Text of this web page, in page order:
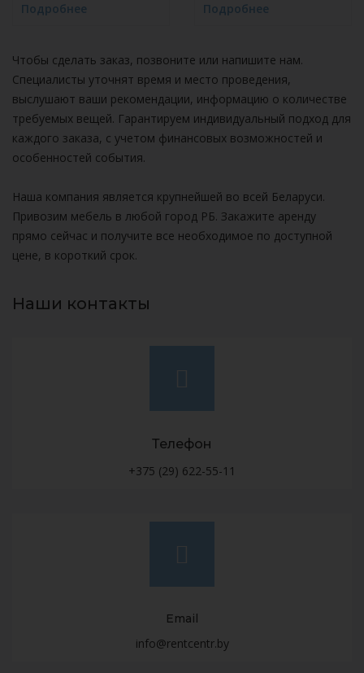
Подробнее Подробнее
Чтобы сделать заказ, позвоните или напишите нам.
Специалисты уточнят время и место проведения,
выслушают ваши рекомендации, информацию о количестве
требуемых вещей. Гарантируем индивидуальный подход для
каждого заказа, с учетом финансовых возможностей и
особенностей события.
Наша компания является крупнейшей во всей Беларуси.
Привозим мебель в любой город РБ. Закажите аренду
прямо сейчас и получите все необходимое по доступной
цене, в короткий срок.
Наши контакты
Телефон
+375 (29) 622-55-11
Email
info@rentcentr.by